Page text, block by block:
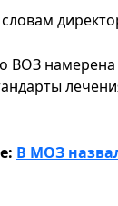
ВОЗ
В МОЗ